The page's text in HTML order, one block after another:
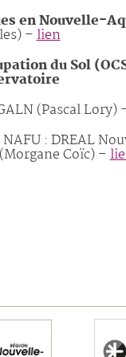
en Nouvelle-
–lien
du Sol
(Pascal Lory)
: DREAL
Coïc) –